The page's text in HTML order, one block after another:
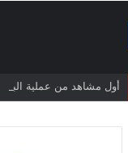
أول مشاهد من عملية البحث